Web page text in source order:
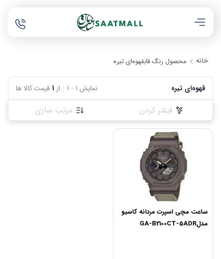
خانه محصول رنگ قابقهوه‌ای تیره
قهوه‌ای تیره نمایش 1
-
1 از 1 قیمت کالا ها
فیلتر کردن مرتب سازی
ساعت مچی اسپرت مردانه کاسیو
مدلGA-B2100CT-5ADR